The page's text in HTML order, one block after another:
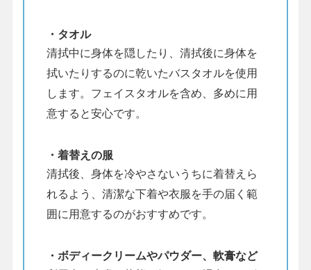
・タオル
清拭中に身体を隠したり、清拭後に身体を
拭いたりするのに乾いたバスタオルを使用
します。フェイスタオルを含め、多めに用
意すると安心です。
・着替えの服
清拭後、身体を冷やさないうちに着替えら
れるよう、清潔な下着や衣服を手の届く範
囲に用意するのがおすすめです。
・ボディークリームやパウダー、軟膏など